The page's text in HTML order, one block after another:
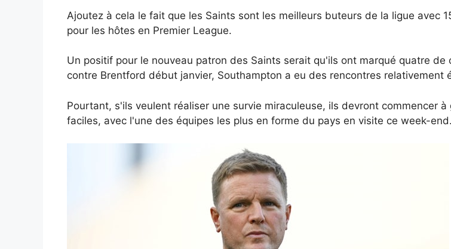
Ajoutez à cela le fait que les Saints sont les meilleurs buteurs de la ligue avec
pour les hôtes en Premier League.
Un positif pour le nouveau patron des Saints serait qu'ils ont marqué quatre
contre Brentford début janvier, Southampton a eu des rencontres relativement
Pourtant, s'ils veulent réaliser une survie miraculeuse, ils devront commencer
faciles, avec l'une des équipes les plus en forme du pays en visite ce week-end.